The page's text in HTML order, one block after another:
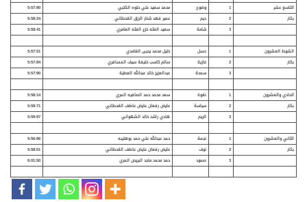
التاسع عشر 1 وضوح محمد سعيد علي حلوه الكتبي
5:57:90
بكار
2 ديم عمير فهد شنار الرزق القحطاني
5:58:24
3
شامة سعيد العثه خزع العثه العامري 5:58:41
الشوط العشرون 1 عسل خليل محمد يحيى الغامدي
5:57:51
بكار
2 غازية سالم كاسب خليفة سيف المسافري
5:57:84
3
سمحة عبدالعزيز خالد عبدالله العطية 5:57:90
الحادي والعشرون 1 نقوة سعد محمد حمد الصافيه المري
5:58:14
بكار
2 سياسة عايض رفعان عايض عاطف القحطاني
5:59:71
3
الريم هادي راشد خالد الشهواني 5:59:97
الثاني والعشرون 1 نجمة حمد عبدالله علي حمد بوهليبه
5:56:86
بكار
2 نوف عايض رفعان عايض عاطف القحطاني
5:58:01
3
صمود حمد محمد ماجد البريص المري 6:01:50